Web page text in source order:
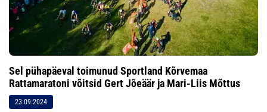
Sel pühapäeval toimunud Sportland Kõrvemaa
Rattamaratoni võitsid Gert Jõeäär ja Mari-Liis Mõttus
23.09.2024